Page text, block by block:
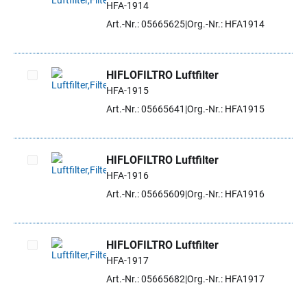
Artikel auswählen
HFA-1914
Art.-Nr.: 05665625Org.-Nr.: HFA1914
Artikel auswählen
HIFLOFILTRO Luftfilter
HFA-1915
Art.-Nr.: 05665641 Org.-Nr.: HFA1915
Artikel auswählen
HIFLOFILTRO Luftfilter
HFA-1916
Art.-Nr.: 05665609 Org.-Nr.: HFA1916
Artikel auswählen
HIFLOFILTRO Luftfilter
HFA-1917
Art.-Nr.: 05665682 Org.-Nr.: HFA1917